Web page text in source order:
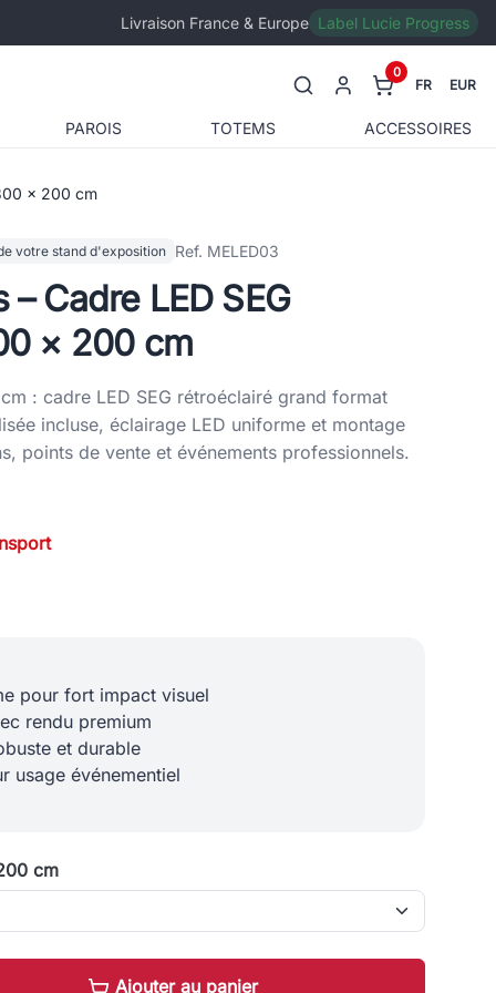
Livraison France & Europe Label Lucie Progress
PAROIS TOTEMS ACCESSOIRES
0
FR EUR
× 200 cm
votre stand d'exposition Ref. MELED03
– Cadre LED SEG
× 200 cm
: cadre LED SEG rétroéclairé grand format
incluse, éclairage LED uniforme et montage
points de vente et événements professionnels.
pour fort impact visuel
rendu premium
et durable
usage événementiel
cm
Ajouter au panier